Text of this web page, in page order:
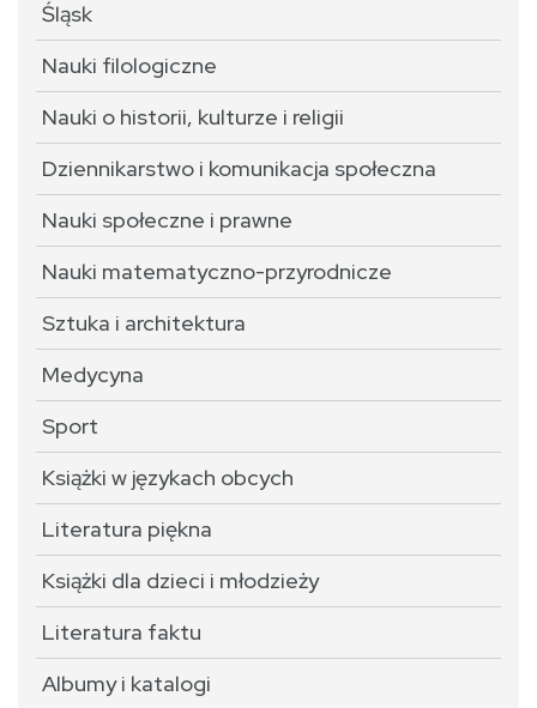
Śląsk
Nauki filologiczne
Nauki o historii, kulturze i religii
Dziennikarstwo i komunikacja społeczna
Nauki społeczne i prawne
Nauki matematyczno-przyrodnicze
Sztuka i architektura
Medycyna
Sport
Książki w językach obcych
Literatura piękna
Książki dla dzieci i młodzieży
Literatura faktu
Albumy i katalogi